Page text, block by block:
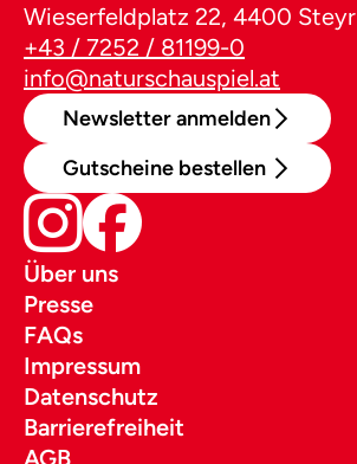
Wieserfeldplatz 22, 4400 Steyr
+43 / 7252 / 81199-0
info@naturschauspiel.at
Newsletter anmelden
Gutscheine bestellen
Über uns
Presse
FAQs
Impressum
Datenschutz
Barrierefreiheit
AGB